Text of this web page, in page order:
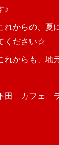
♪
れからの、夏
ください☆
れからも、地
田 カフェ